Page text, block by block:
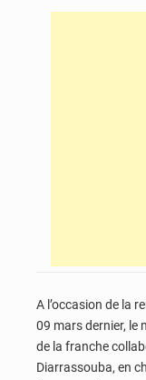
A l’occasion de la
09 mars dernier, le
de la franche
Diarrassouba, en